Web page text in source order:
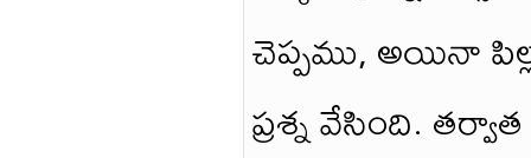
చెప్పము, అయినా
ప్రశ్న వేసింది.